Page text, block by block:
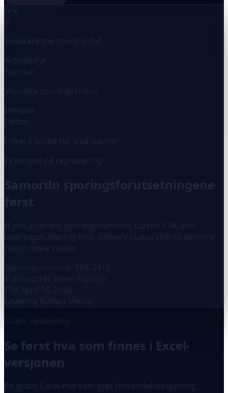
Ark
6
Separate the sporingsflyt
Arbeidsflyt
Sporbar
Visualize sporingsstatus
Inndata
Delbar
Enkel å bruke for små partier
Eksempel på registrering
Samordn sporingsforutsetningene
først
leveringsfullføring first, delivery status checks become
Transportør
Gratis nedlasting
Se først hva som finnes i Excel-
versjonen
En gratis Excel-mal som gjør forsendelsessporing,